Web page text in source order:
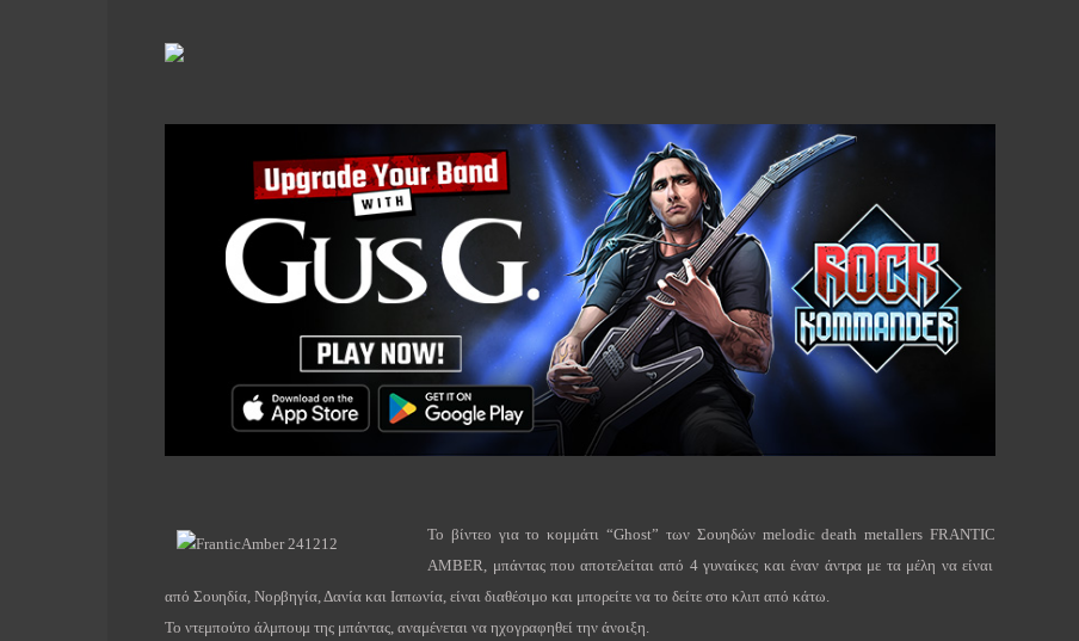
Το βίντεο για το κομμάτι “Ghost” των Σουηδών melodic death metallers FRANTIC
AMBER, μπάντας που αποτελείται από 4 γυναίκες και έναν άντρα με τα μέλη να είναι
από Σουηδία, Νορβηγία, Δανία και Ιαπωνία, είναι διαθέσιμο και μπορείτε να το δείτε στο κλιπ από κάτω.
Το ντεμπούτο άλμπουμ της μπάντας, αναμένεται να ηχογραφηθεί την άνοιξη.